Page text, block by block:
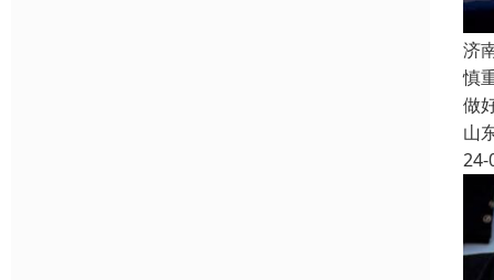
济
慎
做
山
24-